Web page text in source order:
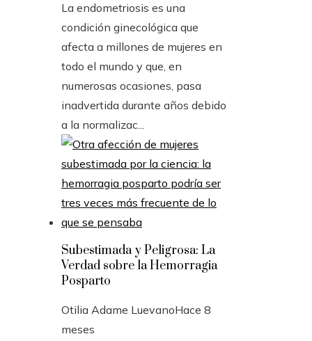
La endometriosis es una
condición ginecológica que
afecta a millones de mujeres en
todo el mundo y que, en
numerosas ocasiones, pasa
inadvertida durante años debido
a la normalizac...
Subestimada y Peligrosa: La
Verdad sobre la Hemorragia
Posparto
Otilia Adame LuevanoHace 8
meses